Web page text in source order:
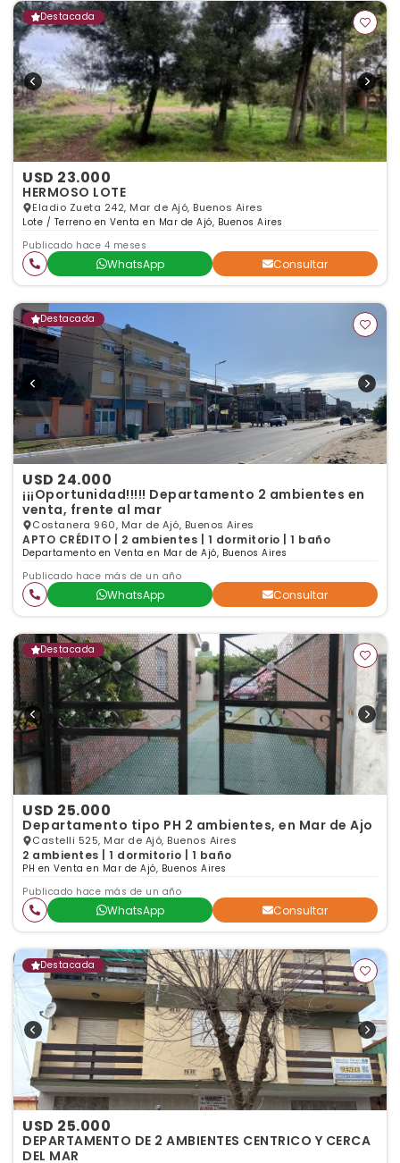
Destacada
USD 23.000
HERMOSO LOTE
Eladio Zueta 242, Mar de Ajó, Buenos Aires
Lote / Terreno en Venta en Mar de Ajó, Buenos Aires
Publicado hace 4 meses
WhatsApp Consultar
Destacada
USD 24.000
¡¡¡Oportunidad!!!!! Departamento 2 ambientes en
venta, frente al mar
Costanera 960, Mar de Ajó, Buenos Aires
APTO CRÉDITO | 2 ambientes | 1 dormitorio | 1 baño
Departamento en Venta en Mar de Ajó, Buenos Aires
Publicado hace más de un año
WhatsApp Consultar
Destacada
USD 25.000
Departamento tipo PH 2 ambientes, en Mar de Ajo
Castelli 525, Mar de Ajó, Buenos Aires
2 ambientes | 1 dormitorio | 1 baño
PH en Venta en Mar de Ajó, Buenos Aires
Publicado hace más de un año
WhatsApp Consultar
Destacada
USD 25.000
DEPARTAMENTO DE 2 AMBIENTES CENTRICO Y CERCA
DEL MAR